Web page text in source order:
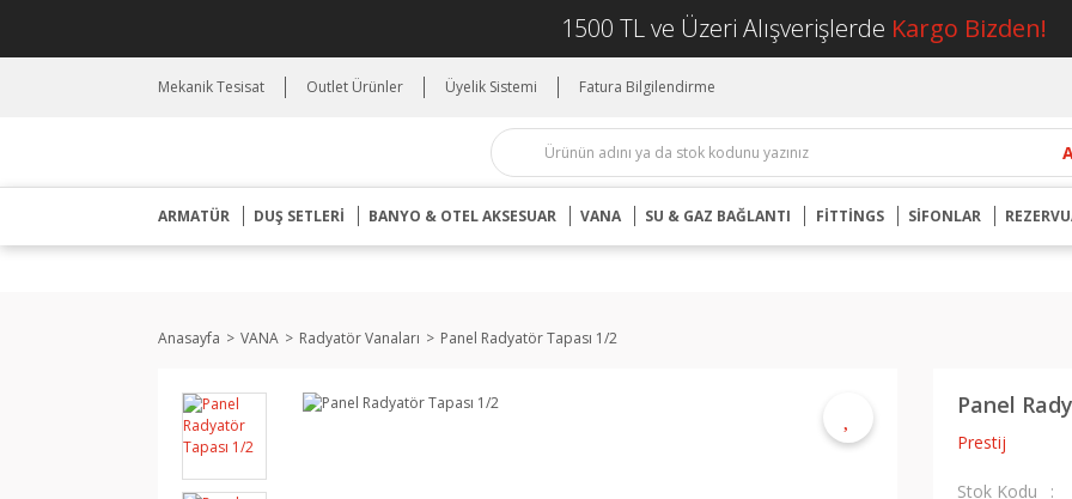
1500 TL ve Üzeri Alışverişlerde Kargo Bizden!
Mekanik Tesisat Outlet Ürünler Üyelik Sistemi Fatura Bilgilendirme
ARMATÜR DUŞ SETLERİ BANYO & OTEL AKSESUAR VANA SU & GAZ BAĞLANTI FİTTİNGS SİFONLAR
Anasayfa VANA Radyatör Vanaları Panel Radyatör Tapası 1/2
Panel
Prestij
Stok Kodu